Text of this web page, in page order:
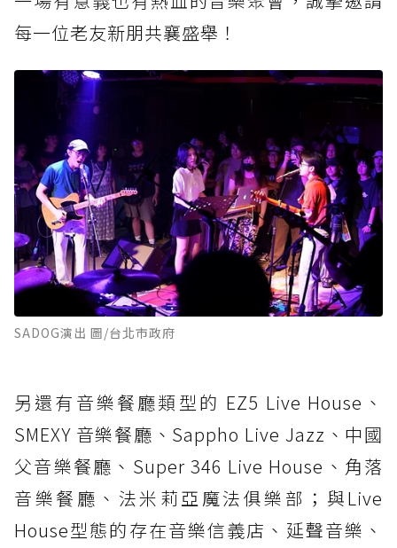
每一位老友新朋共襄盛舉！
SADOG演出 圖/台北市政府
另還有音樂餐廳類型的 EZ5 Live House、
SMEXY 音樂餐廳、Sappho Live Jazz、中國
父音樂餐廳、Super 346 Live House、角落
音樂餐廳、法米莉亞魔法俱樂部；與Live
House型態的存在音樂信義店、延聲音樂、